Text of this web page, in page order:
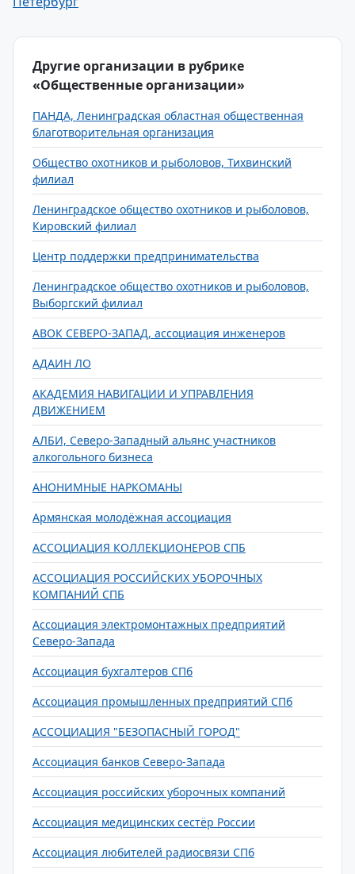
Другие организации в рубрике
«Общественные организации»
ПАНДА, Ленинградская областная общественная
благотворительная организация
Общество охотников и рыболовов, Тихвинский
филиал
Ленинградское общество охотников и рыболовов,
Кировский филиал
Центр поддержки предпринимательства
Ленинградское общество охотников и рыболовов,
Выборгский филиал
АВОК СЕВЕРО-ЗАПАД, ассоциация инженеров
АДАИН ЛО
АКАДЕМИЯ НАВИГАЦИИ И УПРАВЛЕНИЯ
ДВИЖЕНИЕМ
АЛБИ, Северо-Западный альянс участников
алкогольного бизнеса
АНОНИМНЫЕ НАРКОМАНЫ
Армянская молодёжная ассоциация
АССОЦИАЦИЯ КОЛЛЕКЦИОНЕРОВ СПБ
АССОЦИАЦИЯ РОССИЙСКИХ УБОРОЧНЫХ
КОМПАНИЙ СПБ
Ассоциация электромонтажных предприятий
Северо-Запада
Ассоциация бухгалтеров СПб
Ассоциация промышленных предприятий СПб
АССОЦИАЦИЯ "БЕЗОПАСНЫЙ ГОРОД"
Ассоциация банков Северо-Запада
Ассоциация российских уборочных компаний
Ассоциация медицинских сестёр России
Ассоциация любителей радиосвязи СПб